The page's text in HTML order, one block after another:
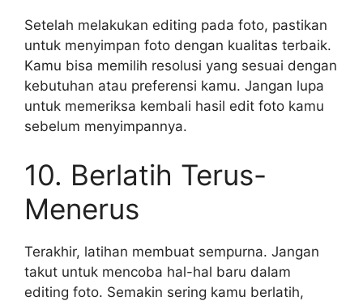
Setelah melakukan editing pada foto, pastikan
untuk menyimpan foto dengan kualitas terbaik.
Kamu bisa memilih resolusi yang sesuai dengan
kebutuhan atau preferensi kamu. Jangan lupa
untuk memeriksa kembali hasil edit foto kamu
sebelum menyimpannya.
10. Berlatih Terus-
Menerus
Terakhir, latihan membuat sempurna. Jangan
takut untuk mencoba hal-hal baru dalam
editing foto. Semakin sering kamu berlatih,